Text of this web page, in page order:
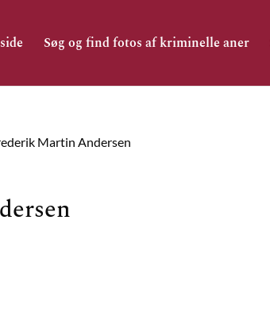
Søg og find fotos af kriminelle aner
Martin Andersen